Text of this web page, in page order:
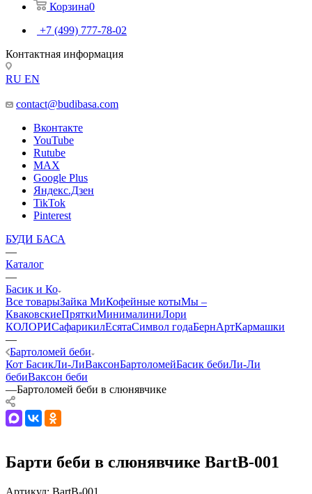
Корзина0
+7 (499) 777-78-02
Контактная информация
RU EN
contact@budibasa.com
Вконтакте
YouTube
Rutube
MAX
Google Plus
Яндекс.Дзен
TikTok
Pinterest
БУДИ БАСА
—
Каталог
—
Басик и Ко
Все товарыЗайка МиКофейные котыМы –
КваковскиеПряткиМинималиниЛори
КОЛОРИСафарикилЕсятаСимвол годаБернАртКармашки
—
Бартоломей беби
Кот БасикЛи-ЛиВаксонБартоломейБасик бебиЛи-Ли
бебиВаксон беби
—Бартоломей беби в слюнявчике
Барти беби в слюнявчике BartB-001
Артикул: BartB-001